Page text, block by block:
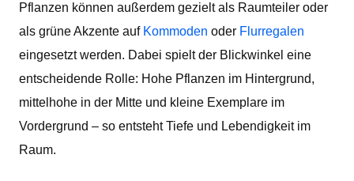
Pflanzen können außerdem gezielt als Raumteiler oder
als grüne Akzente auf Kommoden oder Flurregalen
eingesetzt werden. Dabei spielt der Blickwinkel eine
entscheidende Rolle: Hohe Pflanzen im Hintergrund,
mittelhohe in der Mitte und kleine Exemplare im
Vordergrund – so entsteht Tiefe und Lebendigkeit im
Raum.